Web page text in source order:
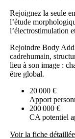
Rejoignez la seule
l’étude
l’électrostimulation
Rejoindre Body
cadrehumain,
lieu à son image :
être global.
20 000 €
Apport
200 000 €
CA potentiel
Voir la fiche détaillée